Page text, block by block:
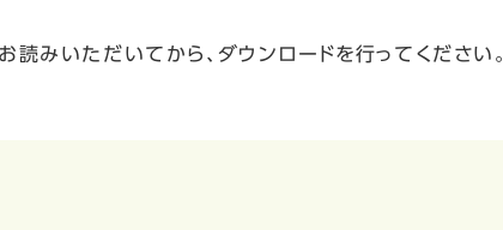
読みいただいてから、ダウンロードを行ってください。